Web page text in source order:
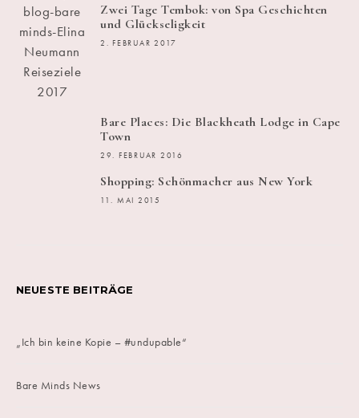
Zwei Tage Tembok: von Spa Geschichten
und Glückseligkeit
2. FEBRUAR 2017
Bare Places: Die Blackheath Lodge in Cape
Town
29. FEBRUAR 2016
Shopping: Schönmacher aus New York
11. MAI 2015
NEUESTE BEITRÄGE
„Ich bin keine Kopie – #undupable“
Bare Minds News